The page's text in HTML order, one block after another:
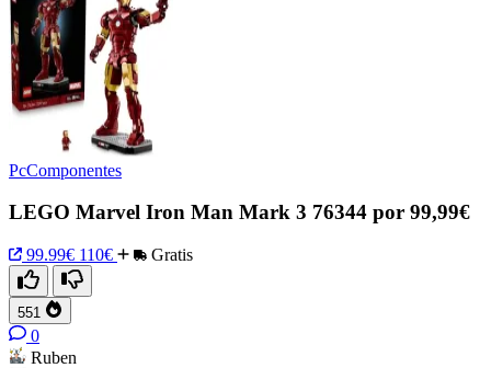
PcComponentes
LEGO Marvel Iron Man Mark 3 76344 por 99,99€
99.99€ 110€ Gratis
551
0
Ruben